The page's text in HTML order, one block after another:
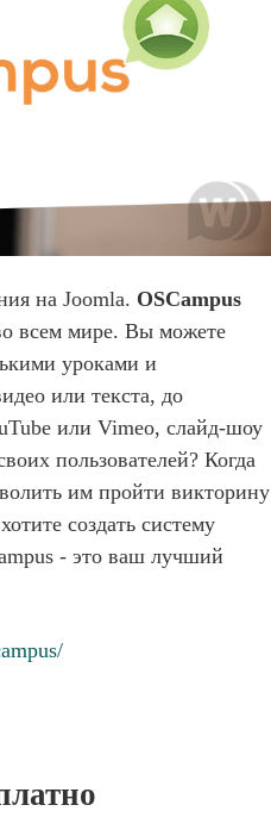
на Joomla. OSCampus
всем мире. Вы можете
уроками и
или текста, до
или Vimeo, слайд-шоу
пользователей? Когда
им пройти викторину
создать систему
- это ваш лучший